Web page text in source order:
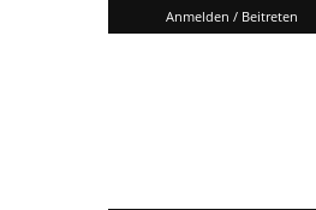
Anmelden / Beitreten